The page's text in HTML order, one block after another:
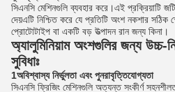
সিএনসি মেশিনগুলি ব্যবহার করে।এই প্রক্রিয়াটি
দেয়এটি নিশ্চিত করে যে প্রতিটি অংশ নকশার
প্রোটোটাইপ বা একটি বড় উত্পাদন রান জন্য কিনা।
অ্যালুমিনিয়াম অংশগুলির জন্য উচ্চ-
সুবিধাঃ
1অবিশ্বাস্য নির্ভুলতা এবং পুনরাবৃত্তিযোগ্যতা
সিএনসি ফ্রিজিং মেশিনগুলি অত্যন্ত সংকীর্ণ